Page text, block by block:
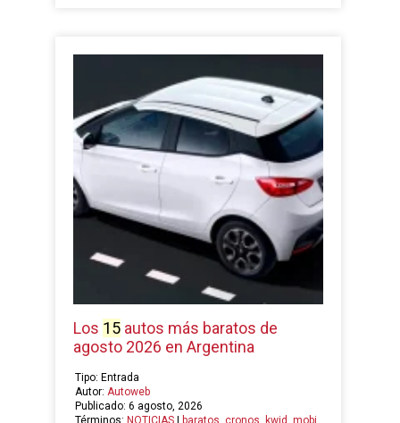
Los 15 autos más baratos de
agosto 2026 en Argentina
Tipo: Entrada
Autor:Autoweb
Publicado: 6 agosto, 2026
Términos: NOTICIAS baratos,cronos, kwid,mobi,